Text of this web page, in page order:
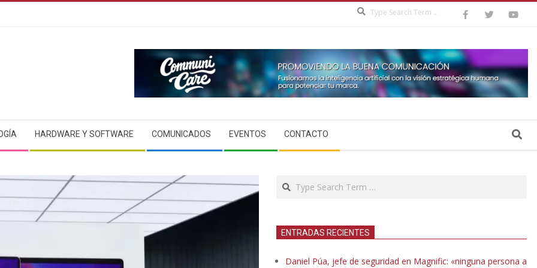
HARDWARE Y SOFTWARE COMUNICADOS EVENTOS CONTACTO Search
Search
ENTRADAS RECIENTES
Daniel Púa, jefe de seguridad en Magnific: «ninguna persona a